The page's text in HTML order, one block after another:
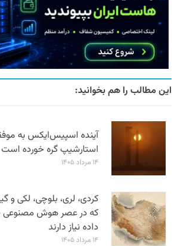
این مطالب را هم بخوانید:
آینده اسپیس‌ایکس به
استارشیپ گره خورده است
۱۴ مرداد ۱۴۰۵
کردی، لری، بلوچی، لکی و
که در عصر هوش مصنوعی
داده نیاز دارند
۱۴ مرداد ۱۴۰۵